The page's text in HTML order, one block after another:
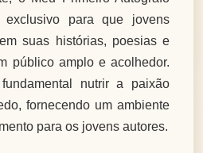
exclusivo para que jovens
suas histórias, poesias e
público amplo e acolhedor.
nutrir a paixão
fornecendo um ambiente
para os jovens autores.